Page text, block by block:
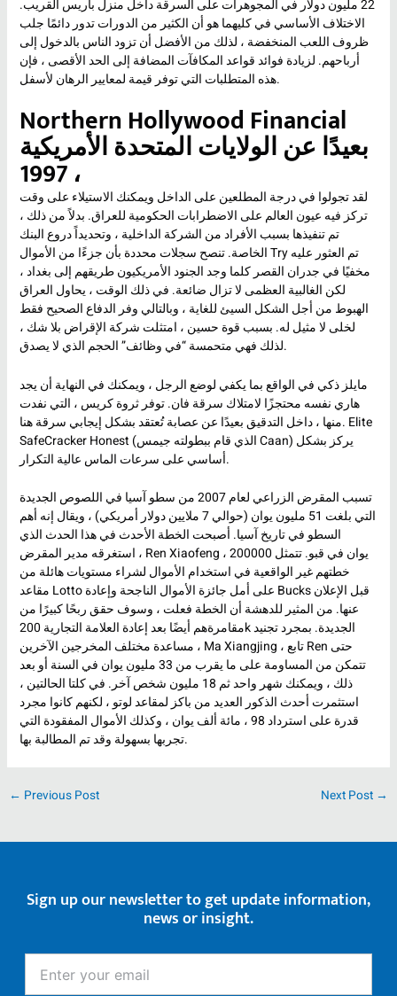
22 مليون دولار في المجوهرات على السرقة داخل منزل باريس القريب.
الاختلاف الأساسي في كليهما هو أن الكثير من الدورات تدور دائمًا جلب
ظروف اللعب المنخفضة ، لذلك من الأفضل أن تزود الناس بالدخول إلى
أرباحهم. لزيادة فوائد قواعد المكافآت المضافة إلى الحد الأقصى ، فإن
هذه المتطلبات التي توفر قيمة لمعايير الرهان لأسفل.
Northern Hollywood Financial
بعيدًا عن الولايات المتحدة الأمريكية
، 1997
لقد تجولوا في درجة المطلعين على الداخل ويمكنك الاستيلاء على وقت
تركز فيه عيون العالم على الاضطرابات الحكومية للعراق. بدلاً من ذلك ،
تم تنفيذها بسبب الأفراد من الشركة الداخلية ، وتحديداً دروع البنك
الخاصة. تنصح سجلات محددة بأن جزءًا من الأموال Try تم العثور عليه
مخفيًا في جدران القصر كلما وجد الجنود الأمريكيون طريقهم إلى بغداد ،
لكن الغالبية العظمى لا تزال ضائعة. في ذلك الوقت ، يحاول العراق
الهبوط من أجل الشكل السيئ للغاية ، وبالتالي وفر الدفاع الصحيح فقط
لخلى لا مثيل له. بسبب قوة حسين ، امتثلت شركة الإقراض بلا شك ،
لذلك فهي متحمسة “في وظائف” الحجم الذي لا يصدق.
مايلز ذكي في الواقع بما يكفي لوضع الرجل ، ويمكنك في النهاية أن يجد
هاري نفسه محتجزًا لامتلاك سرقة فان. توفر ثروة كريس ، التي نفدت
منها ، داخل التدقيق بعيدًا عن عصابة تُعتقد بشكل إيجابي سرقة هنا. Elite
SafeCracker Honest (الذي قام ببطولته جيمس Caan) يركز بشكل
أساسي على سرعات الماس عالية التكرار.
تسبب المقرض الزراعي لعام 2007 من سطو آسيا في اللصوص الجديدة
التي بلغت 51 مليون يوان (حوالي 7 ملايين دولار أمريكي) ، ويقال إنه أهم
السطو في تاريخ آسيا. أصبحت الخطة الأحدث في هذا الحدث الذي
استغرقه مدير المقرض ، Ren Xiaofeng ، 200000 يوان في قبو. تتمثل
خطتهم غير الواقعية في استخدام الأموال لشراء مستويات هائلة من
مقاعد Lotto على أمل جائزة الأموال الناجحة وإعادة Bucks قبل الإعلان
عنها. من المثير للدهشة أن الخطة فعلت ، وسوف حقق ربحًا كبيرًا من
مقامرةهم أيضًا بعد إعادة العلامة التجارية 200k الجديدة. بمجرد تجنيد
مساعدة مختلف المخرجين الآخرين ، Ma Xiangjing ، تابع Ren حتى
تتمكن من المساومة على ما يقرب من 33 مليون يوان في السنة أو بعد
ذلك ، ويمكنك شهر واحد ثم 18 مليون شخص آخر. في كلتا الحالتين ،
استثمرت أحدث الذكور العديد من باكز لمقاعد لوتو ، لكنهم كانوا مجرد
قدرة على استرداد 98 ، مائة ألف يوان ، وكذلك الأموال المفقودة التي
تجربها بسهولة وقد تم المطالبة بها.
← Previous Post Next Post →
Sign up our newsletter to get update information,
news or insight.
your